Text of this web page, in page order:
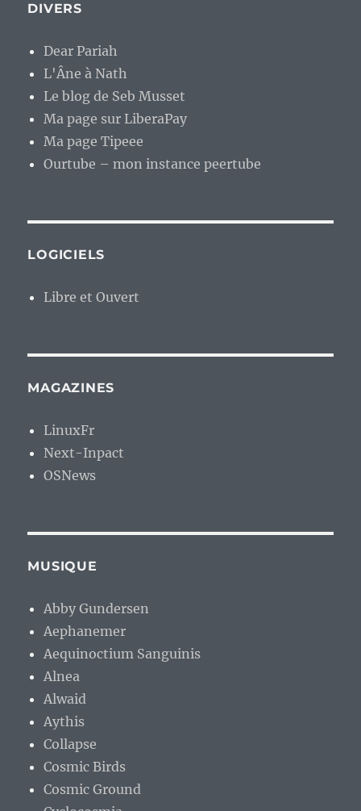
DIVERS
Dear Pariah
L'Âne à Nath
Le blog de Seb Musset
Ma page sur LiberaPay
Ma page Tipeee
Ourtube – mon instance peertube
LOGICIELS
Libre et Ouvert
MAGAZINES
LinuxFr
Next-Inpact
OSNews
MUSIQUE
Abby Gundersen
Aephanemer
Aequinoctium Sanguinis
Alnea
Alwaid
Aythis
Collapse
Cosmic Birds
Cosmic Ground